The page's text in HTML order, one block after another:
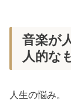
音楽が
人的な
人生の悩み。